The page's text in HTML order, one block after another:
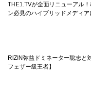
THE1.TVが全面リニューアル
ン必見のハイブリッドメディア
RIZIN弥益ドミネーター聡志と
フェザー級王者】